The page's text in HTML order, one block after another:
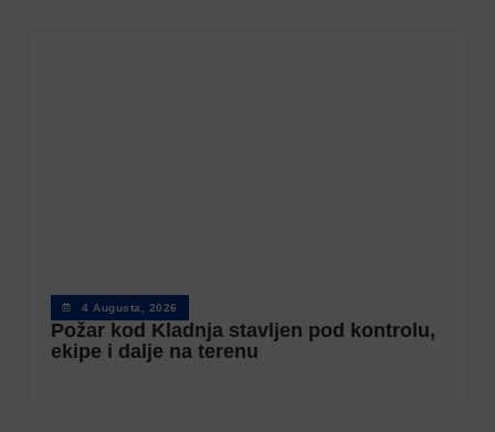
4 Augusta, 2026
Požar kod Kladnja stavljen pod kontrolu,
ekipe i dalje na terenu